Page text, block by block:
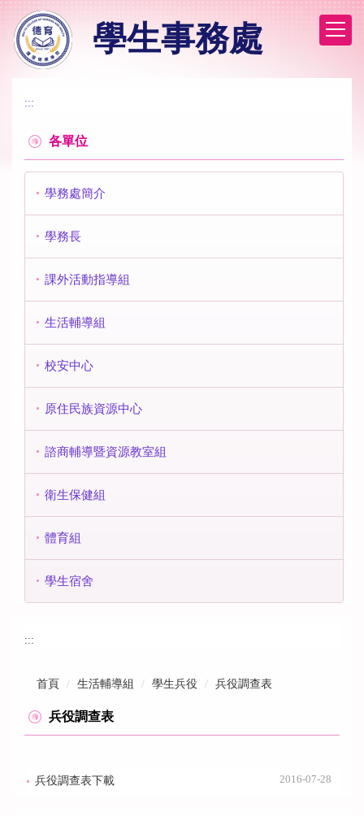
到
主
學生事務處
:::
各單位
學務處簡介
學務長
課外活動指導組
生活輔導組
校安中心
原住民族資源中心
諮商輔導暨資源教室組
衛生保健組
體育組
學生宿舍
:::
首頁 生活輔導組 學生兵役 兵役調查表
兵役調查表
兵役調查表下載 2016-07-28